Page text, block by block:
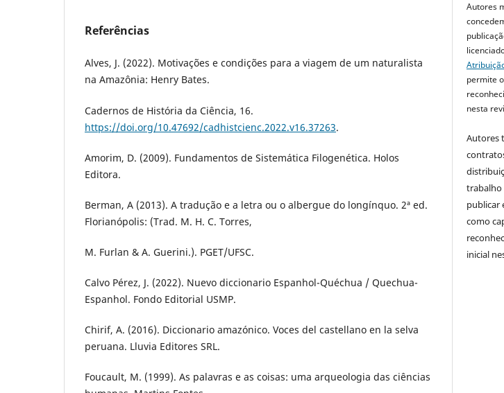
Referências
Alves, J. (2022). Motivações e condições para a viagem de um naturalista
na Amazônia: Henry Bates.
Cadernos de História da Ciência, 16.
https://doi.org/10.47692/cadhistcienc.2022.v16.37263.
Amorim, D. (2009). Fundamentos de Sistemática Filogenética. Holos
Editora.
Berman, A (2013). A tradução e a letra ou o albergue do longínquo. 2ª ed.
Florianópolis: (Trad. M. H. C. Torres,
M. Furlan & A. Guerini.). PGET/UFSC.
Calvo Pérez, J. (2022). Nuevo diccionario Espanhol-Quéchua / Quechua-
Espanhol. Fondo Editorial USMP.
Chirif, A. (2016). Diccionario amazónico. Voces del castellano en la selva
peruana. Lluvia Editores SRL.
Foucault, M. (1999). As palavras e as coisas: uma arqueologia das ciências
Autores
permite
nesta
Autores
trabalho
publicar
como
inicial